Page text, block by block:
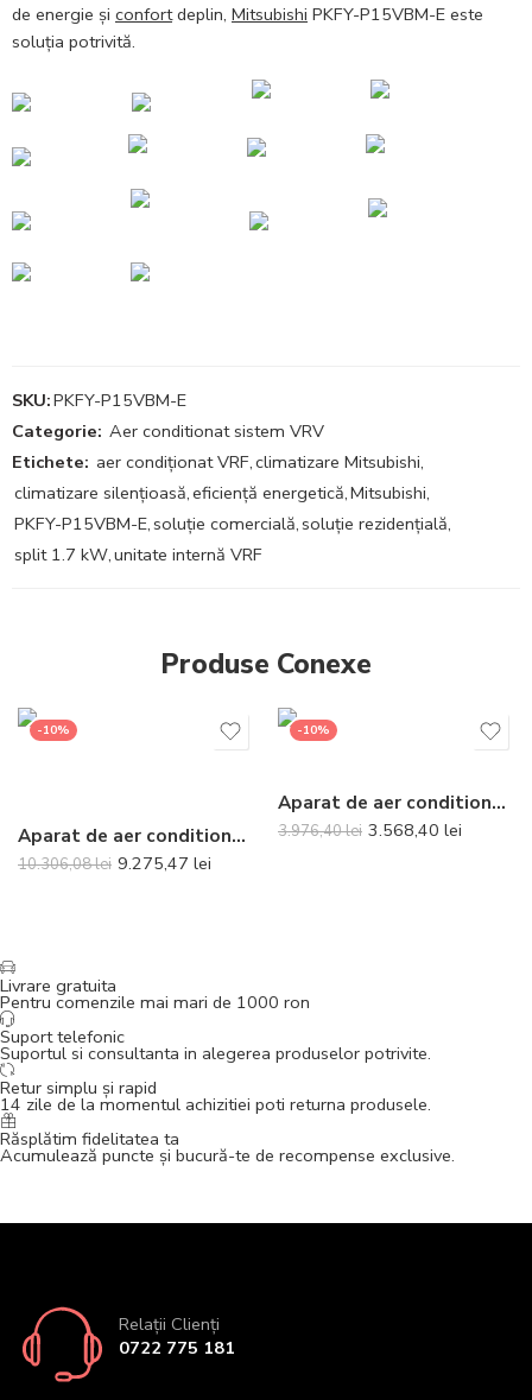
de energie și confortdeplin, Mitsubishi PKFY-P15VBM-E este
soluția potrivită.
SKU:PKFY-P15VBM-E
Categorie: Aer conditionat sistem VRV
Etichete: aer condiționat VRF,climatizare Mitsubishi,
climatizare silențioasă,eficiență energetică,Mitsubishi,
PKFY-P15VBM-E,soluție comercială,soluție rezidențială,
split 1.7 kW,unitate internă VRF
Produse Conexe
-10%
Aparat de aer conditionat optimizat pentru incalzire Daikin Nepura Stylish Bluevolution FTXTA30CW-RXTA30C Inverter 9000 BTU White – Telecomanda inclusa
10.306,08lei 9.275,47 lei
-10%
Aparat de aer conditionat Mitsubishi Electric MSZ-HR35K-MUZ-HR35 Inverter 12000 BTU
3.976,40lei 3.568,40 lei
Livrare gratuita
Pentru comenzile mai mari de 1000 ron
Suport telefonic
Suportul si consultanta in alegerea produselor potrivite.
Retur simplu și rapid
14 zile de la momentul achizitiei poti returna produsele.
Răsplătim fidelitatea ta
Acumulează puncte și bucură-te de recompense exclusive.
Relații Clienți
0722 775 181